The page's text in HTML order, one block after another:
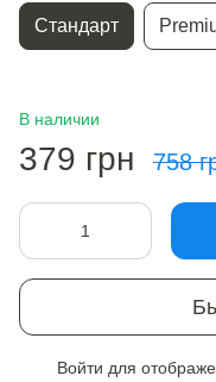
Стандарт
В наличии
379 грн 758
Войти для